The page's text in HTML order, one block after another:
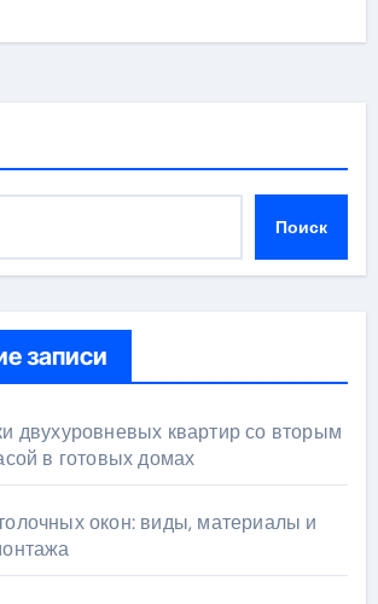
Поиск
записи
двухуровневых квартир со вторым
в готовых домах
окон: виды, материалы и